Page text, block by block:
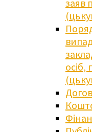
заяв
осіб,